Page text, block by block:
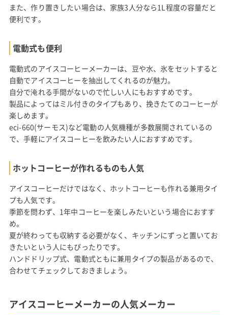
また、作り置きしたい場合は、家族3人分なら1L程度の容量だと
便利です。
電動式も便利
電動式のアイスコーヒーメーカーは、豆や水、氷をセットすると
自動でアイスコーヒーを抽出してくれるのが魅力。
自分で淹れる手間がないので忙しい人にもおすすめです。
製品によってはミル付きのタイプもあり、挽きたてのコーヒーが
楽しめます。
eci-660(サーモス)など電動の人気機種が多数展開されているの
で、手軽にアイスコーヒーを飲みたい人におすすめです。
ホットコーヒーが作れるものも人気
アイスコーヒーだけではなく、ホットコーヒーも作れる兼用タイ
プも人気です。
季節を問わず、1年中コーヒーを楽しみたいという場合におすす
め。
夏が終わっても収納する必要がなく、キッチンにずっと置いてお
きたいという人にもぴったりです。
ハンドドリップ式、電動式ともに兼用タイプの製品があるので、
合わせてチェックしておきましょう。
アイスコーヒーメーカーの人気メーカー